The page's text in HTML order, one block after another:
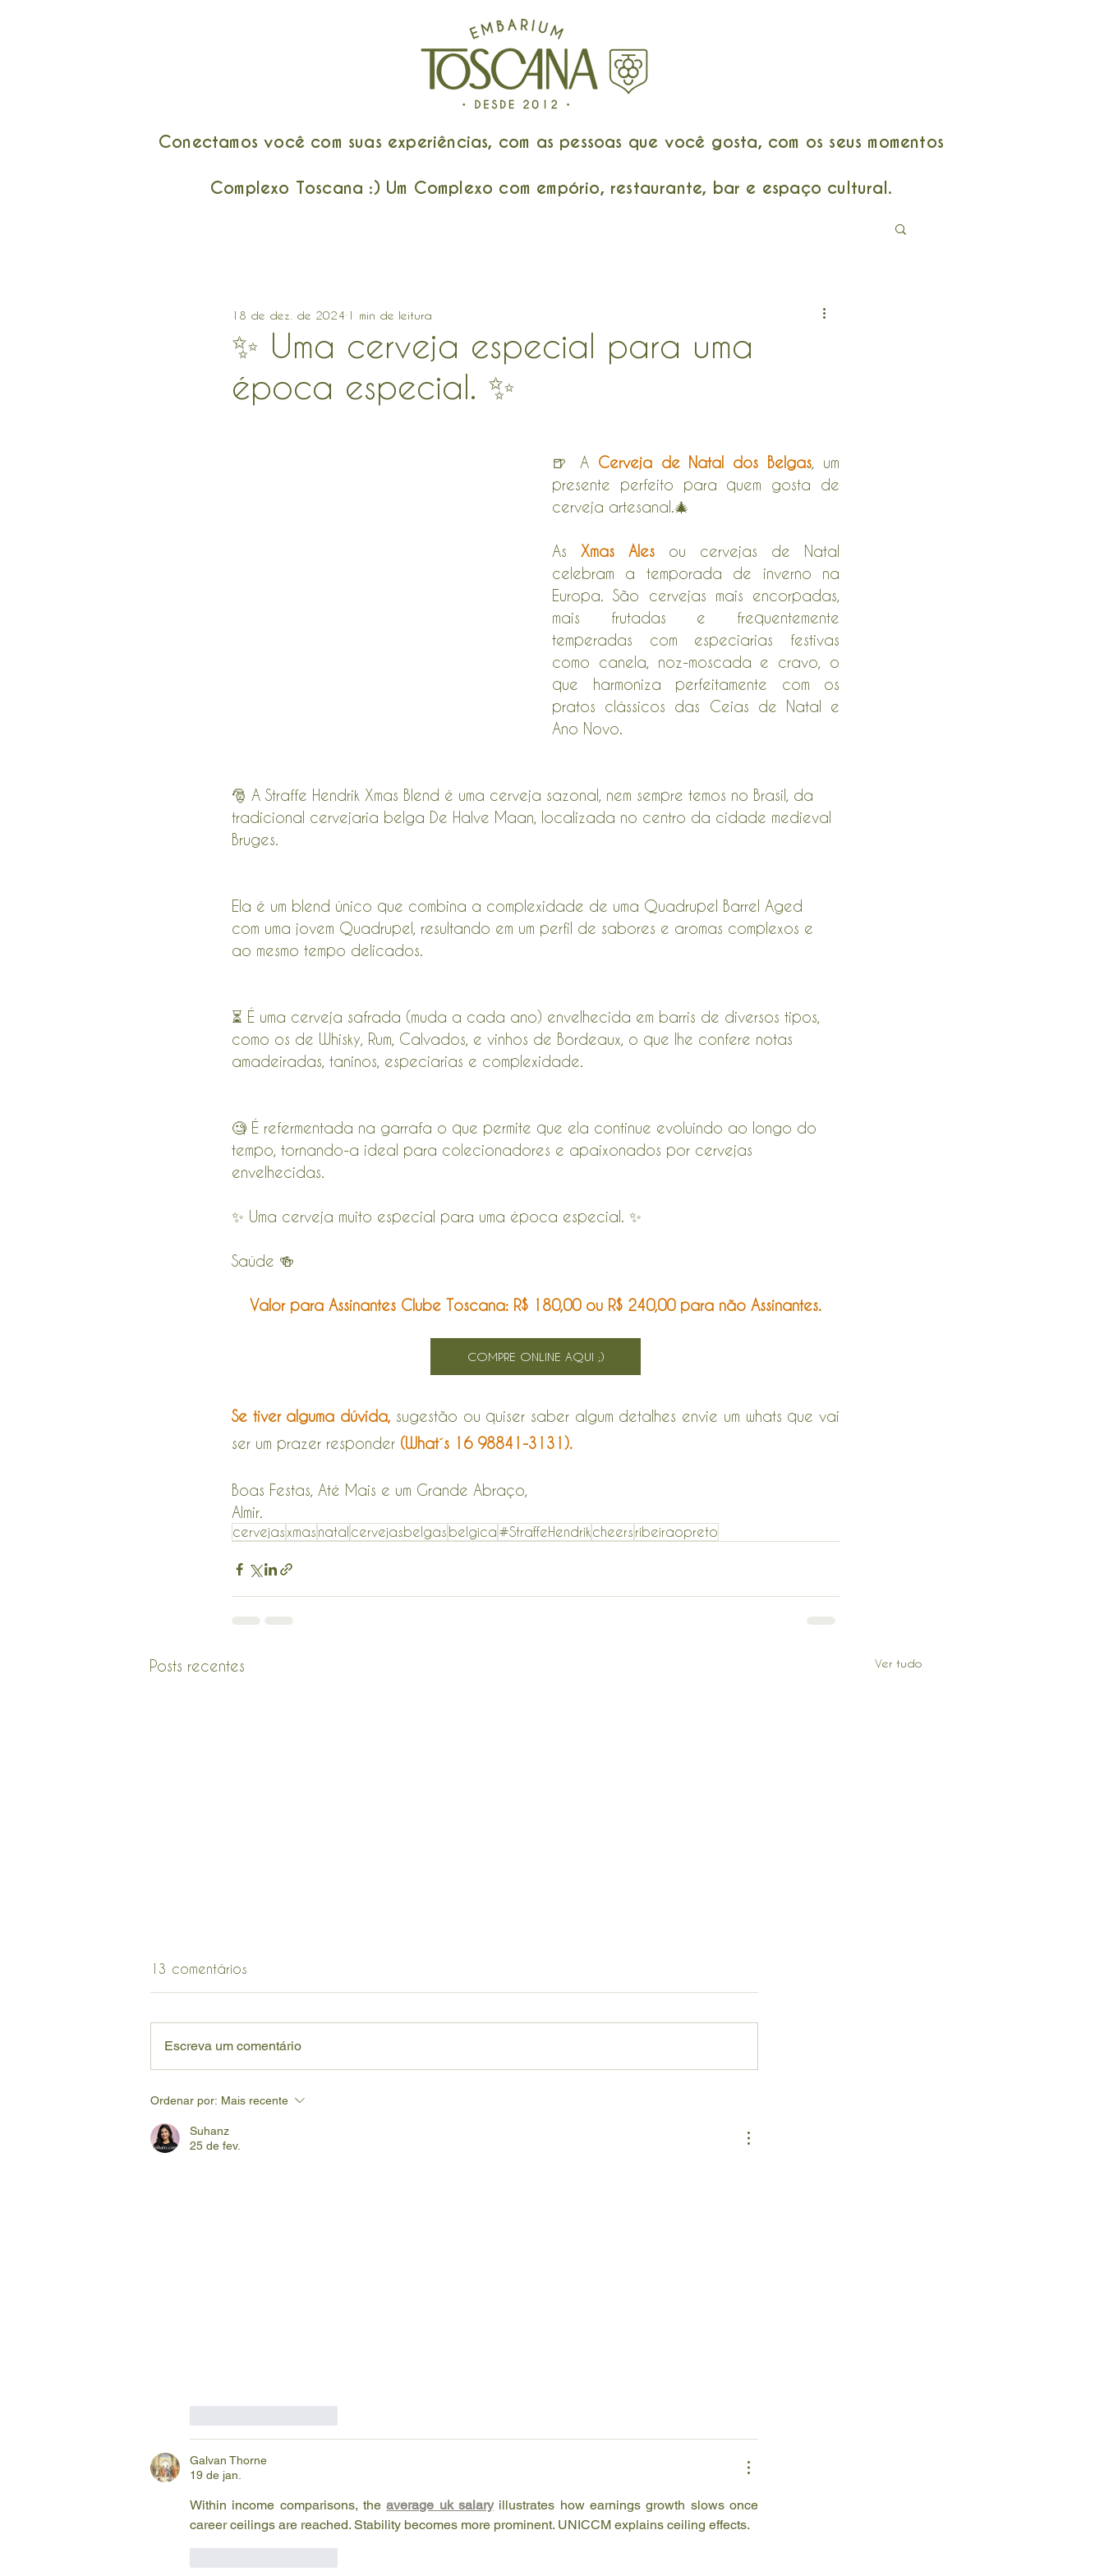
Conectamos você com suas experiências, com as pessoas que você gosta, com os seus momentos
Complexo Toscana :) Um Complexo com empório, restaurante, bar e espaço cultural.
✨ Uma cerveja especial para uma
época especial. ✨
18 de dez. de 2024 1 min de leitura
🍺 A Cerveja de Natal dos Belgas , um
presente perfeito para quem gosta de
cerveja artesanal.🎄
As Xmas Ales ou cervejas de Natal
celebram a temporada de inverno na
Europa. São cervejas mais encorpadas,
mais frutadas e frequentemente
temperadas com especiarias festivas
como canela, noz-moscada e cravo, o
que harmoniza perfeitamente com os
pratos clássicos das Ceias de Natal e
Ano Novo.
🎅 A Straffe Hendrik Xmas Blend é uma cerveja sazonal, nem sempre temos no Brasil, da
tradicional cervejaria belga De Halve Maan, localizada no centro da cidade medieval
Bruges.
Ela é um blend único que combina a complexidade de uma Quadrupel Barrel Aged
com uma jovem Quadrupel, resultando em um perfil de sabores e aromas complexos e
ao mesmo tempo delicados.
⏳ É uma cerveja safrada (muda a cada ano) envelhecida em barris de diversos tipos,
como os de Whisky, Rum, Calvados, e vinhos de Bordeaux, o que lhe confere notas
amadeiradas, taninos, especiarias e complexidade.
🧐 É refermentada na garrafa o que permite que ela continue evoluindo ao longo do
tempo, tornando-a ideal para colecionadores e apaixonados por cervejas
envelhecidas.
✨ Uma cerveja muito especial para uma época especial. ✨
Saúde 🍻
Valor para Assinantes Clube Toscana: R$ 180,00 ou R$ 240,00 para não Assinantes.
COMPRE ONLINE AQUI ;)
Se tiver alguma dúvida, sugestão ou quiser saber algum detalhes envie um whats que vai
ser um prazer responder (What´s 16 98841-3131).
Boas Festas, Até Mais e um Grande Abraço,
Almir.
cervejas xmas natal cervejasbelgas belgica #StraffeHendrikcheers ribeiraopreto
Posts recentes Ver tudo
Viva Momentos Únicos:
Cerveja Maltesa Polly Saison
Maracujá! 🍻
13 comentários
Escreva um comentário
Ordenar por: Mais recente
Suhanz
25 de fev.
Galvan Thorne
19 de jan.
Within income comparisons, the average uk salary illustrates how earnings growth slows once
career ceilings are reached. Stability becomes more prominent. UNICCM explains ceiling effects.